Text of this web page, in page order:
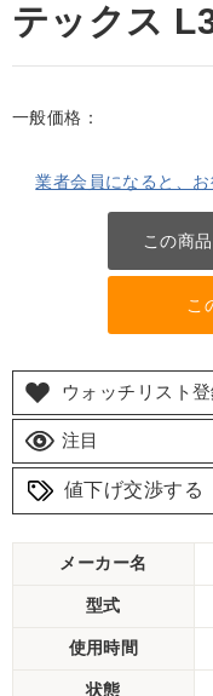
テックス
一般価格：
業者会員になると、
この商
こ
ウォッチリスト
注目
値下げ交渉する
メーカー名
型式
使用時間
状態